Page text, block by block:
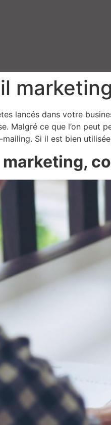
lancés dans votre
Malgré ce que l’on peut
mailing. Si il est bien
marketing,